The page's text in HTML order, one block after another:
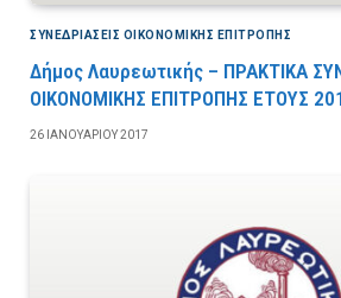
ΣΥΝΕΔΡΙΆΣΕΙΣ ΟΙΚΟΝΟΜΙΚΉΣ ΕΠΙΤΡΟΠΉΣ
Δήμος Λαυρεωτικής – ΠΡΑΚΤΙΚΑ
ΟΙΚΟΝΟΜΙΚΗΣ ΕΠΙΤΡΟΠΗΣ ΕΤΟΥΣ
26 ΙΑΝΟΥΑΡΊΟΥ 2017